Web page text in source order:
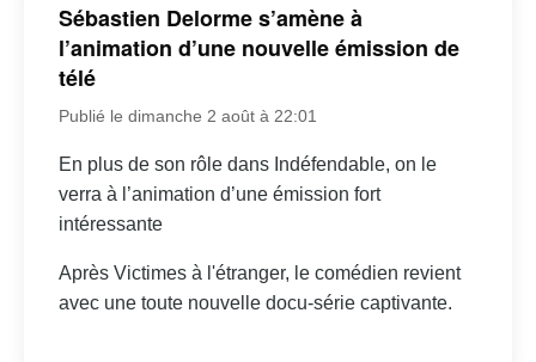
Sébastien Delorme s’amène à
l’animation d’une nouvelle émission de
télé
Publié le dimanche 2 août à 22:01
En plus de son rôle dans Indéfendable, on le
verra à l’animation d’une émission fort
intéressante
Après Victimes à l'étranger, le comédien revient
avec une toute nouvelle docu-série captivante.